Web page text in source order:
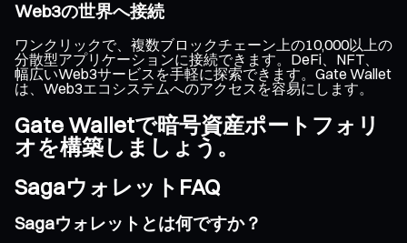
Web3の世界へ接続
ワンクリックで、複数ブロックチェーン上の10,000以上の
分散型アプリケーションに接続できます。DeFi、NFT、
幅広いWeb3サービスを手軽に探索できます。Gate Wallet
は、Web3エコシステムへのアクセスを容易にします。
Gate Walletで暗号資産ポートフォリ
オを構築しましょう。
SagaウォレットFAQ
Sagaウォレットとは何ですか？